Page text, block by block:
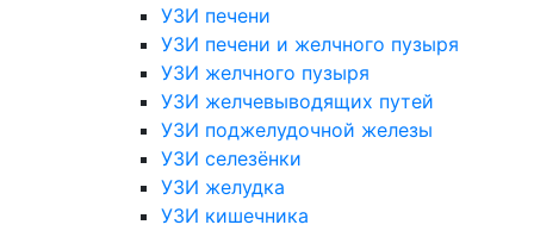
УЗИ печени
УЗИ печени и желчного пузыря
УЗИ желчного пузыря
УЗИ желчевыводящих путей
УЗИ поджелудочной железы
УЗИ селезёнки
УЗИ желудка
УЗИ кишечника